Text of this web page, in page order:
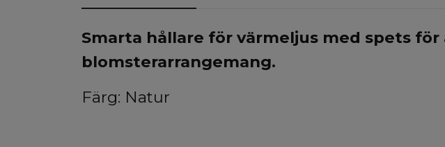
Smarta hållare för värmeljus med spets
blomsterarrangemang.
Färg: Natur